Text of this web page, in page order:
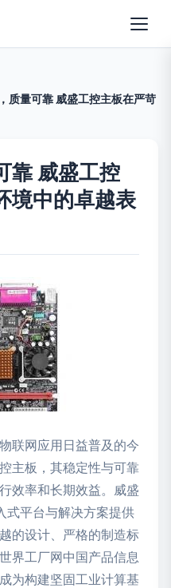
质量可靠 威盛工控主板在严苛
靠 威盛工控
境中的卓越表
联网应用日益普及的今
主板，其稳定性与可靠
效率和长期效益。威盛
式平台与解决方案提供
的设计、严格的制造标
界工厂网中国产品信息
为构建坚固工业计算基